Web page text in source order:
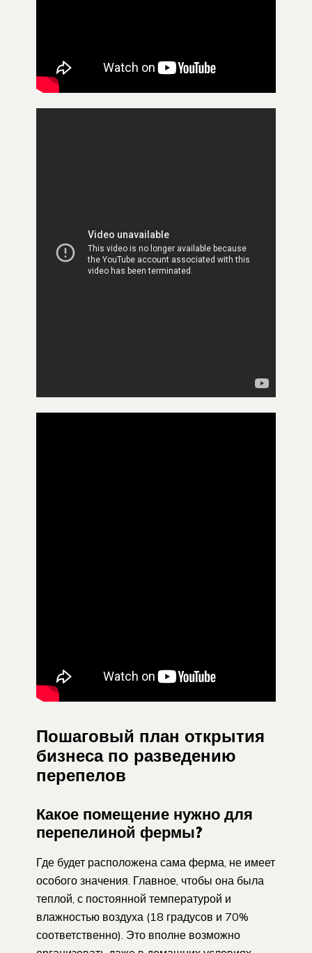
Пошаговый план открытия
бизнеса по разведению
перепелов
Какое помещение нужно для
перепелиной фермы?
Где будет расположена сама ферма, не имеет
особого значения. Главное, чтобы она была
теплой, с постоянной температурой и
влажностью воздуха (18 градусов и 70%
соответственно). Это вполне возможно